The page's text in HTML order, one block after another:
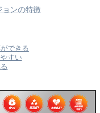
ョンの特徴
できる
すい